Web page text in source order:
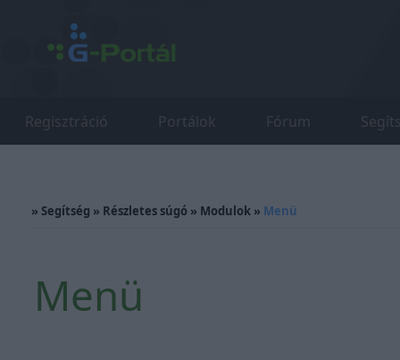
Regisztráció Portálok Fórum
» Segítség » Részletes súgó » Modulok » Menü
Menü